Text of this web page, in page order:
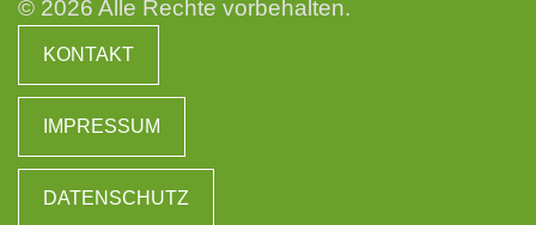
© 2026 Alle Rechte vorbehalten.
KONTAKT
IMPRESSUM
DATENSCHUTZ